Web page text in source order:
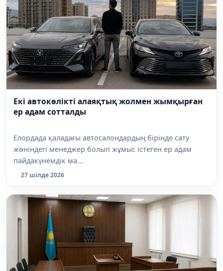
Екі автокөлікті алаяқтық жолмен жымқырған
ер адам сотталды
Елордада қаладағы автосалондардың бірінде сату
жөніндегі менеджер болып жұмыс істеген ер адам
пайдакүнемдік ма...
27 шілде 2026